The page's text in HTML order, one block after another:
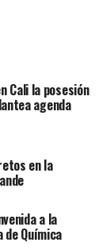
Cali la posesión
agenda
en la
a la
Química